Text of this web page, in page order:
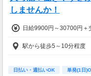
しませんか！
日給9900円～30700円＋
駅から徒歩5～10分程度
日払い・週払いOK 単発(1日